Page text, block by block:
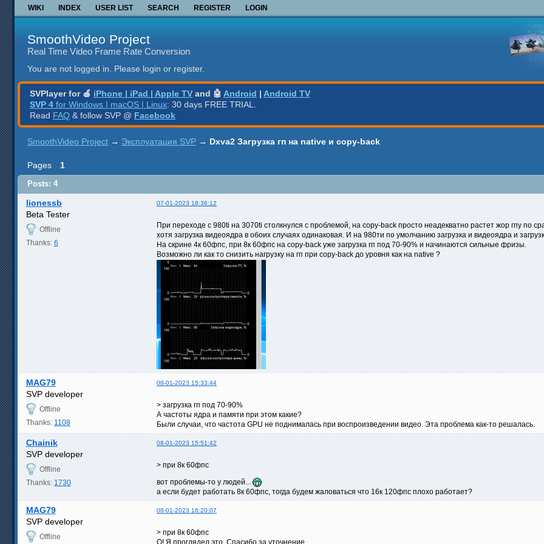
WIKI INDEX USER LIST SEARCH REGISTER LOGIN
SmoothVideo Project
Real Time Video Frame Rate Conversion
You are not logged in. Please login or register.
SVPlayer for 🍎 iPhone | iPad | Apple TV and 🤖 Android | Android TV
SVP 4 for Windows | macOS | Linux: 30 days FREE TRIAL.
Read FAQ & follow SVP @ Facebook
SmoothVideo Project → Эксплуатация SVP → Dxva2 Загрузка гп на native и copy-back
Pages 1
Posts: 4
lionessb 07-01-2023 18:36:12
Beta Tester
Offline
Thanks: 6
При переходе с 980ti на 3070ti столкнулся с проблемой, на copy-back просто неадекватно растет жор гпу по
хотя загрузка видеоядра в обоих случаях одинаковая. И на 980ти по умолчанию загрузка и видеоядра и
На скрине 4к 60фпс, при 8к 60фпс на copy-back уже загрузка гп под 70-90% и начинаются сильные фризы.
Возможно ли как то снизить нагрузку на гп при copy-back до уровня как на native ?
MAG79 08-01-2023 15:33:44
SVP developer
Offline
Thanks: 1108
> загрузка гп под 70-90%
А частоты ядра и памяти при этом какие?
Были случаи, что частота GPU не поднималась при воспроизведении видео. Эта проблема как-то решалась.
Chainik 08-01-2023 15:51:42
SVP developer
Offline
Thanks: 1730
> при 8к 60фпс
вот проблемы-то у людей...
а если будет работать 8к 60фпс, тогда будем жаловаться что 16к 120фпс плохо работает?
MAG79 08-01-2023 16:20:07
SVP developer
Offline
> при 8к 60фпс
О! Я проглядел это. Спасибо за уточнение.